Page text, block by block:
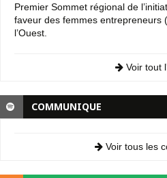
Premier Sommet régional de
faveur des femmes entrepreneurs
l’Ouest.
Voir tout
COMMUNIQUE
Voir tous les